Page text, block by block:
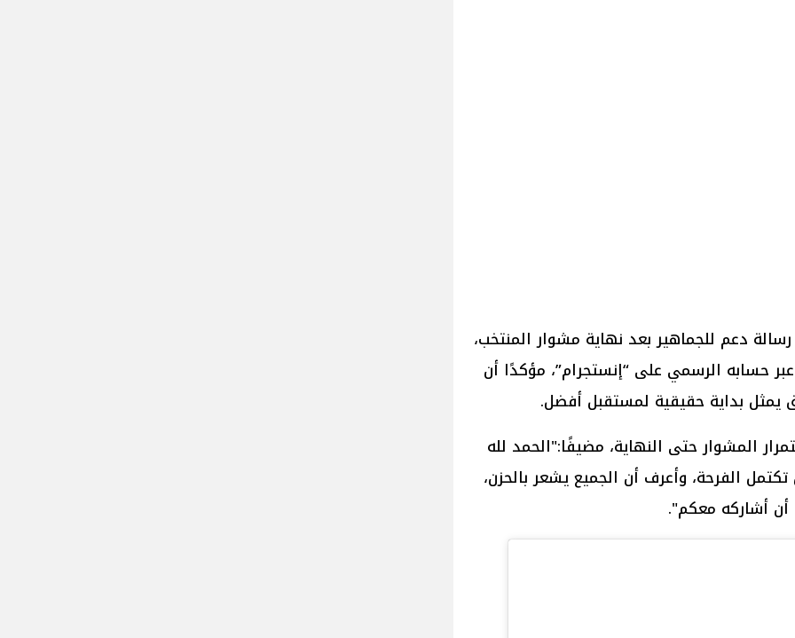
دعم للجماهير بعد نهاية مشوار المنتخب،
حسابه الرسمي على “إنستجرام”، مؤكدًا أن
يمثل بداية حقيقية لمستقبل أفضل.
المشوار حتى النهاية، مضيفًا:"الحمد لله
الفرحة، وأعرف أن الجميع يشعر بالحزن،
أشاركه معكم".